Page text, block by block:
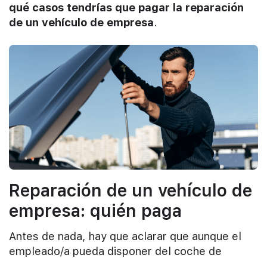
qué casos tendrías que pagar la reparación
de un vehículo de empresa.
Reparación de un vehículo de
empresa: quién paga
Antes de nada, hay que aclarar que aunque el
empleado/a pueda disponer del coche de